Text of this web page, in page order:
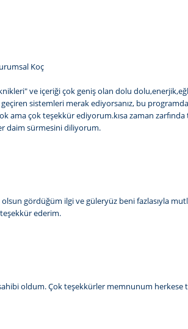
Koç
ve içeriği çok geniş olan dolu
sistemleri merak ediyorsanız, bu
ama çok teşekkür ediyorum.kısa zaman
daim sürmesini diliyorum.
olsun gördüğüm ilgi ve güleryüz beni fazlasıyla
ederim.
oldum. Çok teşekkürler memnunum herkese